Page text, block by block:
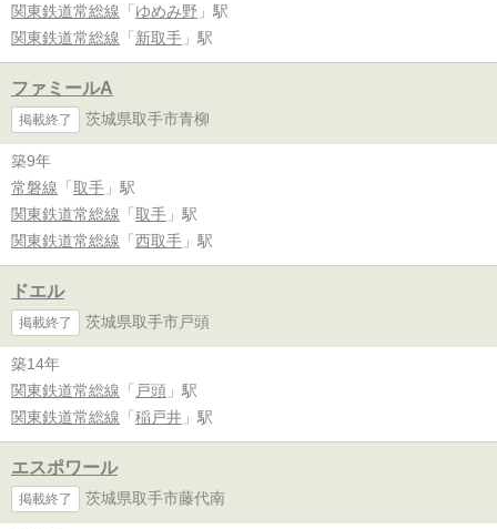
関東鉄道常総線 「 ゆめみ野 」駅
関東鉄道常総線 「 新取手 」駅
ファミールA
掲載終了 茨城県取手市青柳
築9年
常磐線 「 取手 」駅
関東鉄道常総線 「 取手 」駅
関東鉄道常総線 「 西取手 」駅
ドエル
掲載終了 茨城県取手市戸頭
築14年
関東鉄道常総線 「 戸頭 」駅
関東鉄道常総線 「 稲戸井 」駅
エスポワール
掲載終了 茨城県取手市藤代南